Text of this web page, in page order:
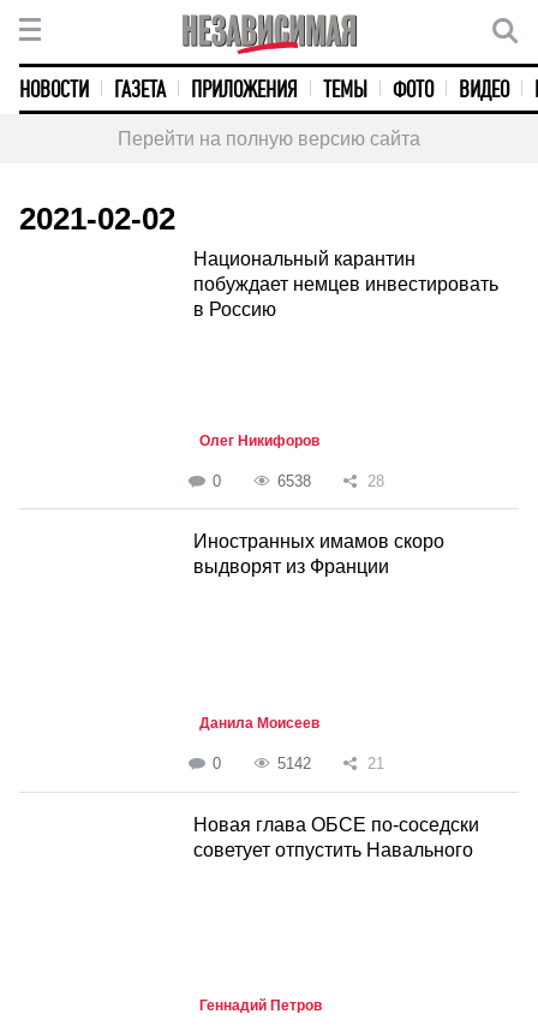
НОВОСТИ ГАЗЕТА ПРИЛОЖЕНИЯ ТЕМЫ ФОТО ВИДЕО
Перейти на полную версию сайта
2021-02-02
Национальный карантин
побуждает немцев инвестировать
в Россию
Олег Никифоров
0 6538 28
Иностранных имамов скоро
выдворят из Франции
Данила Моисеев
0 5142 21
Новая глава ОБСЕ по-соседски
советует отпустить Навального
Геннадий Петров